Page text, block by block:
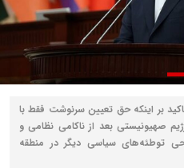
بر اینکه حق تعیین سرنوشت فقط با
صهیونیستی بعد از ناکامی نظامی و
توطئه‌های سیاسی دیگر در منطقه